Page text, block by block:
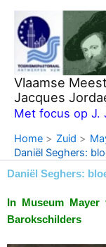
naar
inhoud
Vlaamse
Jacques
Met focus op J.
Home Zuid
Daniël Seghers:
Daniël Seghers:
In Museum
Barokschilders